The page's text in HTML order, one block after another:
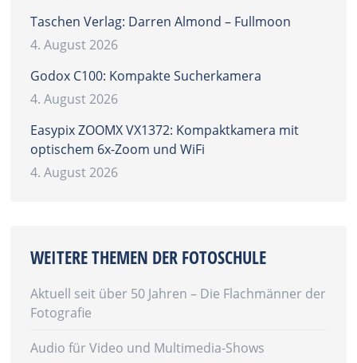
Taschen Verlag: Darren Almond – Fullmoon
4. August 2026
Godox C100: Kompakte Sucherkamera
4. August 2026
Easypix ZOOMX VX1372: Kompaktkamera mit
optischem 6x-Zoom und WiFi
4. August 2026
WEITERE THEMEN DER FOTOSCHULE
Aktuell seit über 50 Jahren – Die Flachmänner der
Fotografie
Audio für Video und Multimedia-Shows